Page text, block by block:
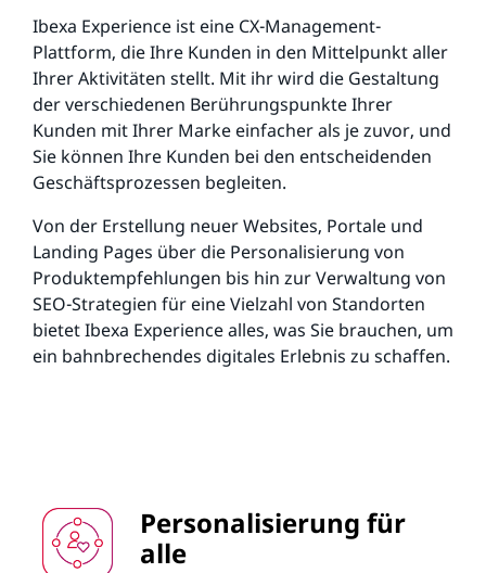
Ibexa Experience ist eine CX-Management-
Plattform, die Ihre Kunden in den Mittelpunkt aller
Ihrer Aktivitäten stellt. Mit ihr wird die Gestaltung
der verschiedenen Berührungspunkte Ihrer
Kunden mit Ihrer Marke einfacher als je zuvor, und
Sie können Ihre Kunden bei den entscheidenden
Geschäftsprozessen begleiten.
Von der Erstellung neuer Websites, Portale und
Landing Pages über die Personalisierung von
Produktempfehlungen bis hin zur Verwaltung von
SEO-Strategien für eine Vielzahl von Standorten
bietet Ibexa Experience alles, was Sie brauchen, um
ein bahnbrechendes digitales Erlebnis zu schaffen.
Personalisierung für
alle